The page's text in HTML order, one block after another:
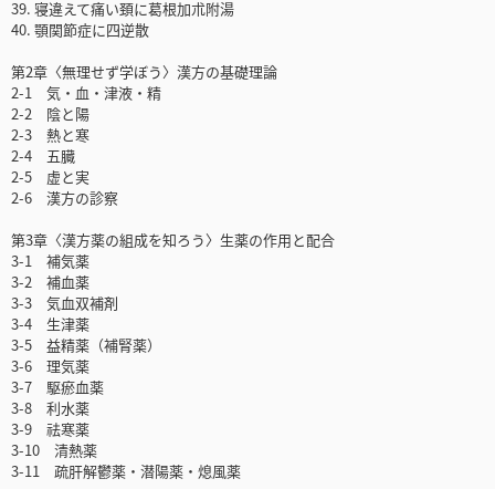
39. 寝違えて痛い頚に葛根加朮附湯
40. 顎関節症に四逆散
第2章〈無理せず学ぼう〉漢方の基礎理論
2-1 気・血・津液・精
2-2 陰と陽
2-3 熱と寒
2-4 五臓
2-5 虚と実
2-6 漢方の診察
第3章〈漢方薬の組成を知ろう〉生薬の作用と配合
3-1 補気薬
3-2 補血薬
3-3 気血双補剤
3-4 生津薬
3-5 益精薬（補腎薬）
3-6 理気薬
3-7 駆瘀血薬
3-8 利水薬
3-9 祛寒薬
3-10 清熱薬
3-11 疏肝解鬱薬・潜陽薬・熄風薬